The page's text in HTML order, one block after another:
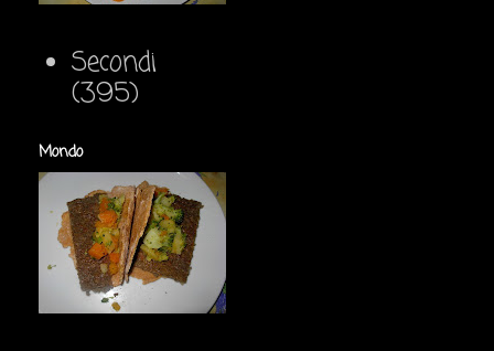
Secondi
(395)
Mondo